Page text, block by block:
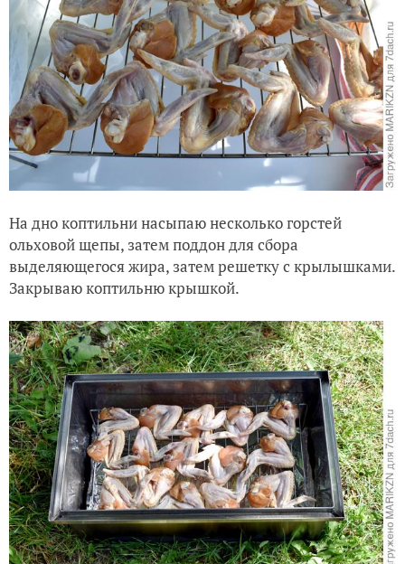
На дно коптильни насыпаю несколько горстей
ольховой щепы, затем поддон для сбора
выделяющегося жира, затем решетку с крылышками.
Закрываю коптильню крышкой.